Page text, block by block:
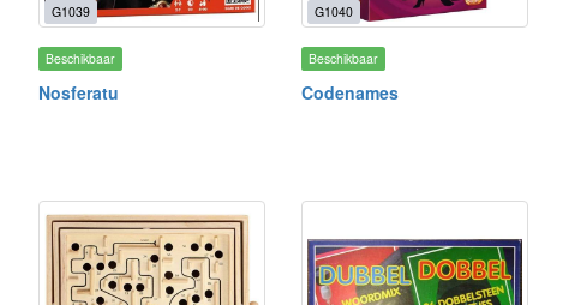
G1039
Beschikbaar
Nosferatu
G1040
Beschikbaar
Codenames